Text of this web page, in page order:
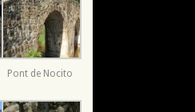
Pont de Nocito